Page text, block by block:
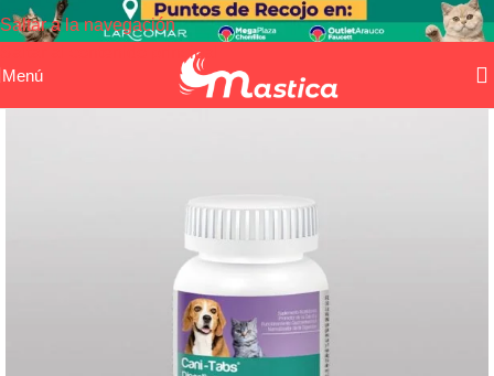
Saltar a la navegación
Saltar al contenido principal
Menú